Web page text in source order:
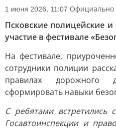
1 июня 2026, 11:07 Официально
Псковские полицейские
участие в фестивале
На фестивале,
сотрудники полиции
правилах дорожного
сформировать навыки
С ребятами встретились
Госавтоинспекции и